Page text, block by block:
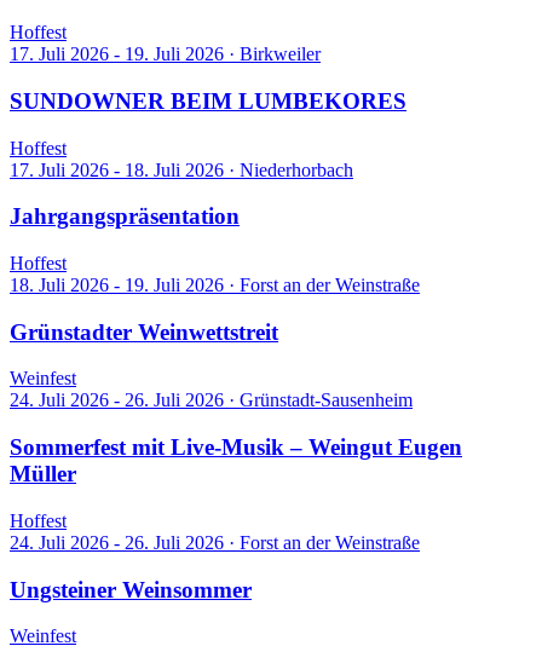
Hoffest
17. Juli 2026 - 19. Juli 2026 · Birkweiler
SUNDOWNER BEIM LUMBEKORES
Hoffest
17. Juli 2026 - 18. Juli 2026 · Niederhorbach
Jahrgangspräsentation
Hoffest
18. Juli 2026 - 19. Juli 2026 · Forst an der Weinstraße
Grünstadter Weinwettstreit
Weinfest
24. Juli 2026 - 26. Juli 2026 · Grünstadt-Sausenheim
Sommerfest mit Live-Musik – Weingut Eugen
Müller
Hoffest
24. Juli 2026 - 26. Juli 2026 · Forst an der Weinstraße
Ungsteiner Weinsommer
Weinfest